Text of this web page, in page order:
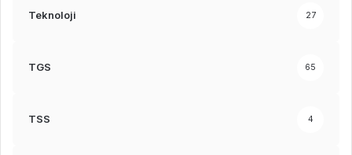
Teknoloji 27
TGS 65
TSS 4